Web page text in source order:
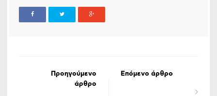
Προηγούμενο
άρθρο
Επόμενο άρθρο